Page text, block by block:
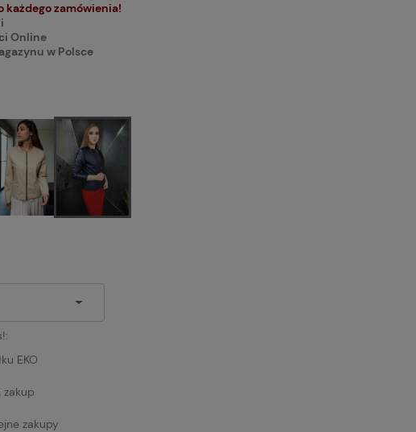
każdego zamówienia!
Online
w Polsce
EKO
zakup
zakupy